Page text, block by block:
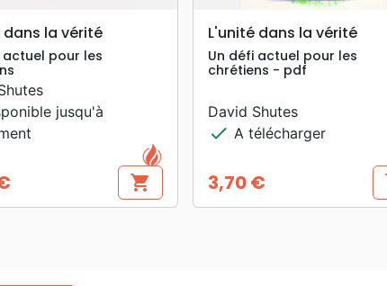
APERÇU RAPIDE
dans la vérité
actuel pour les
jusqu'à
shopping_cart
search APERÇU RAPIDE
L'unité dans la vérité
Un défi actuel pour les
chrétiens - pdf
David Shutes
check A télécharger
Prix
3,70 €